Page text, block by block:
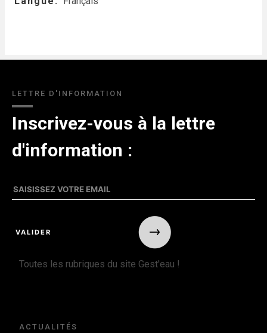
LETTRE D'INFORMATION
Inscrivez-vous à la lettre
d'information :
Toutes les rubriques du site Gest'eau !
ACTUALITÉS